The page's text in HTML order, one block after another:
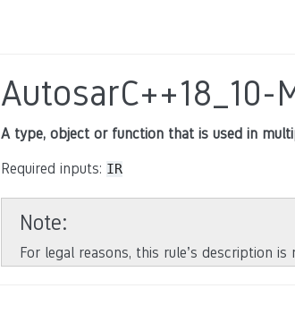
AutosarC++18_10-
A type, object or function that is used in
Required inputs: IR
Note
For legal reasons, this rule’s description